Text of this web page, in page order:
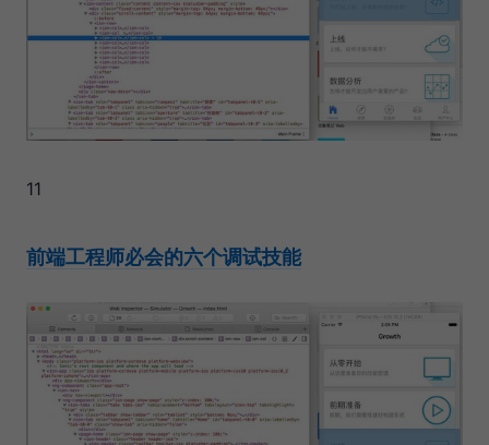
11
前端工程师必会的六个调试技能